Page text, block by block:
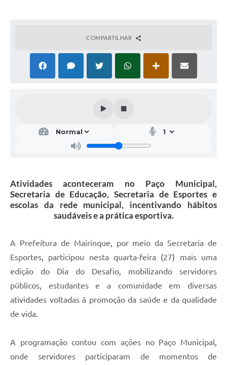
COMPARTILHAR
Atividades aconteceram no Paço Municipal,
Secretaria de Educação, Secretaria de Esportes e
escolas da rede municipal, incentivando hábitos
saudáveis e a prática esportiva.
A Prefeitura de Mairinque, por meio da Secretaria de
Esportes, participou nesta quarta-feira (27) mais uma
edição do Dia do Desafio, mobilizando servidores
públicos, estudantes e a comunidade em diversas
atividades voltadas à promoção da saúde e da qualidade
de vida.
A programação contou com ações no Paço Municipal,
onde servidores participaram de momentos de